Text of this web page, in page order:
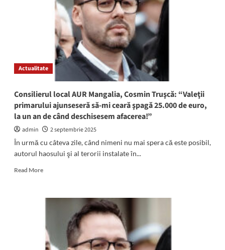
demisia
Consiliul
Mangalia
Actualitate
Consilierul local AUR Mangalia, Cosmin Truşcă: “Valeţii
primarului ajunseseră să-mi ceară şpagă 25.000 de euro,
la un an de când deschisesem afacerea!”
admin
2 septembrie 2025
În urmă cu câteva zile, când nimeni nu mai spera că este posibil,
autorul haosului şi al terorii instalate în...
Read MoreRead
Consilierul
Mangalia,
Cosmin
Truşcă: